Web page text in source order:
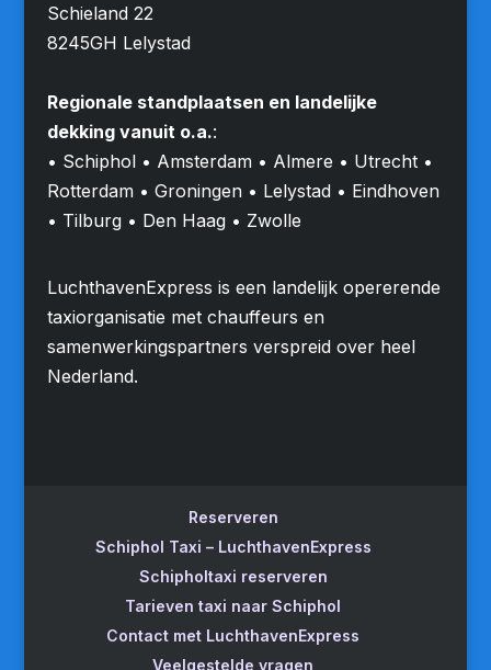
Schieland 22
8245GH Lelystad
Regionale standplaatsen en landelijke
dekking vanuit o.a.:
• Schiphol • Amsterdam • Almere • Utrecht •
Rotterdam • Groningen • Lelystad • Eindhoven
• Tilburg • Den Haag • Zwolle
LuchthavenExpress is een landelijk opererende
taxiorganisatie met chauffeurs en
samenwerkingspartners verspreid over heel
Nederland.
Reserveren
Schiphol Taxi – LuchthavenExpress
Schipholtaxi reserveren
Tarieven taxi naar Schiphol
Contact met LuchthavenExpress
Veelgestelde vragen